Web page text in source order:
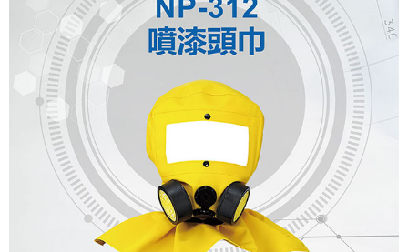
【注意事項】
１．透過由恩沛科技股份有限公司提供之「AFTEE先享後付」服務完成之交
易，需依本服務之必要範圍內提供個人資料，並將交易相關給付款項請求債
權轉讓予恩沛科技股份有限公司。
２．關於個人資料處理事宜，請瀏覽以下網址：
https://aftee.tw/terms/#terms3
３．未成年的使用者請事先徵得法定代理人或監護人之同意方可使用
「AFTEE先享後付」，若未經同意申辦者引起之損失，本公司不負相關責
４．使用「AFTEE先享後付」時，將依據個別帳號之用戶狀況，依本公司即
時審查核予不同之上限額度；若仍有額度不足之情形，本公司將視審查結果
請求用戶進行身份認證。
５．嚴禁一人註冊多個帳號或使用他人資訊註冊。若發現惡意使用之情形，
恩沛科技股份有限公司將有權停止該用戶之使用額度並採取法律行動。
(超取免運)7-11取貨付款
付款後7-11取貨
每筆NT$60，滿NT$2,000(含以上)免運費
一般地區宅配<如偏遠地區會員請勿選擇一般宅配，請點選其他選項
內「偏遠地區宅配」>
每筆NT$90，滿NT$2,000(含以上)免運費
🚚偏遠地區宅配<請務必選擇此配送方式，偏遠地區可參照『首頁→
會員需知→偏遠地區配送事項』